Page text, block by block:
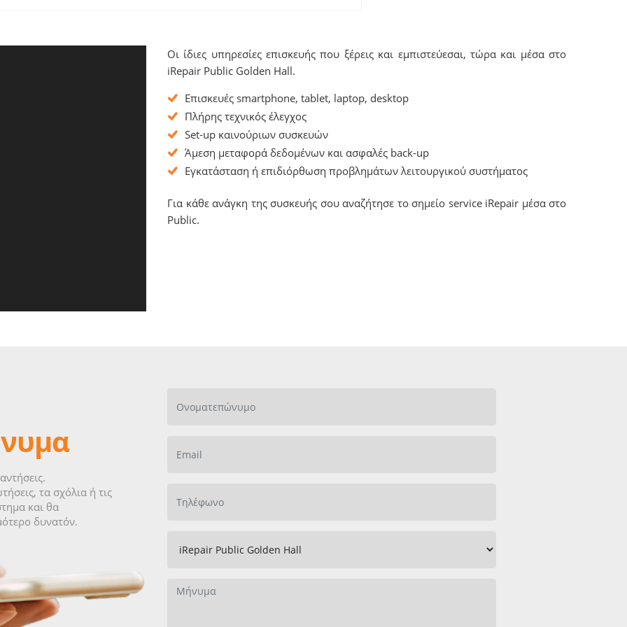
Οι ίδιες υπηρεσίες επισκευής που ξέρεις και εμπιστεύεσαι, τώρα και μέσα στo
iRepair Public Golden Hall.
Επισκευές smartphone, tablet, laptop, desktop
Πλήρης τεχνικός έλεγχος
Set-up καινούριων συσκευών
Άμεση μεταφορά δεδομένων και ασφαλές back-up
Εγκατάσταση ή επιδιόρθωση προβλημάτων λειτουργικού συστήματος
Για κάθε ανάγκη της συσκευής σου αναζήτησε το σημείo service iRepair μέσα στο
Public.
τα σχόλια ή τις
και θα
δυνατόν.